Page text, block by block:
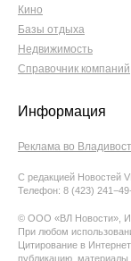
Кино
Базы отдыха
Недвижимость
Справочник компаний
Информация
Реклама во
С редакцией Новостей
Телефон: 8 (423)
© ООО «ВЛ Новости»,
При любом
Цитирование в
публикацию, материалы